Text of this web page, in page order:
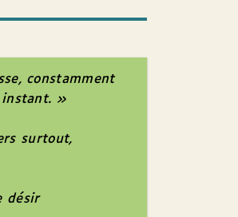
constamment
instant. »
surtout,
désir